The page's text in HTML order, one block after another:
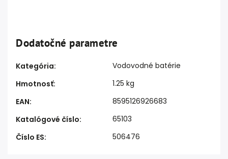
Dodatočné parametre
Kategória:
Vodovodné batérie
Hmotnosť:
1.25 kg
EAN:
8595126926683
Katalógové číslo:
65103
Číslo ES: 506476